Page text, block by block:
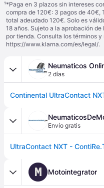
¹*Paga en 3 plazos sin intereses
compra de 120€: 3 pagos de 40€,
total adeudado 120€. Solo es
18 años. Sujeto a la aprobación
por tienda. Consulta los términos
https://www.klarna.com/es/legal/.
Neumaticos
2 días
Envío gratis
UltraContact NXT -
M Motointegrator